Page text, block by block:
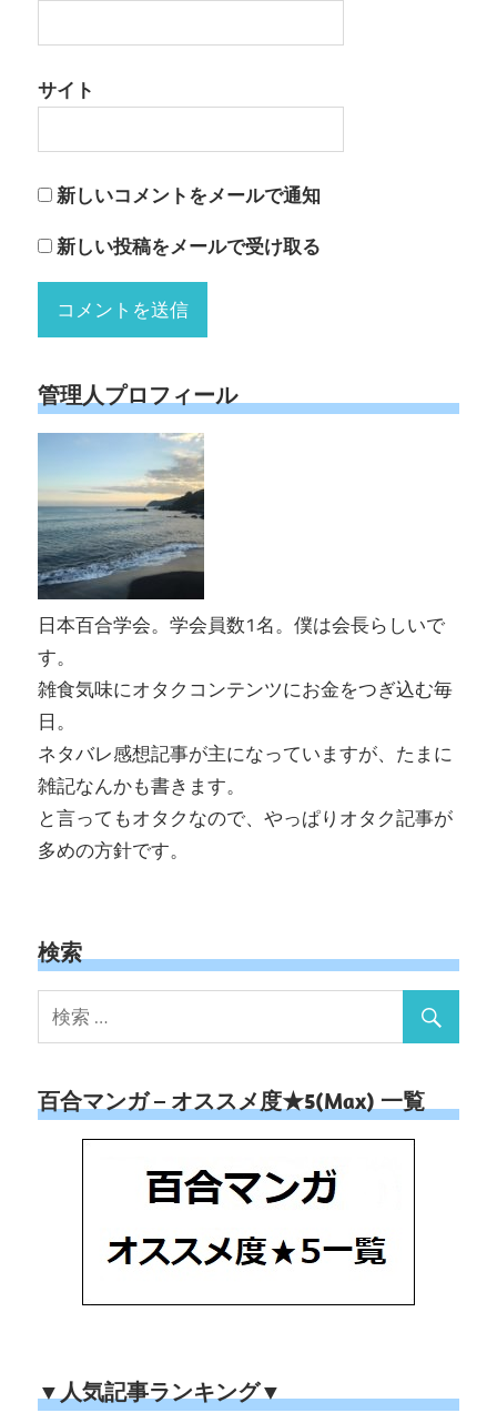
サイト
新しいコメントをメールで通知
新しい投稿をメールで受け取る
管理人プロフィール
日本百合学会。学会員数1名。僕は会長らしいで
す。
雑食気味にオタクコンテンツにお金をつぎ込む毎
日。
ネタバレ感想記事が主になっていますが、たまに
雑記なんかも書きます。
と言ってもオタクなので、やっぱりオタク記事が
多めの方針です。
検索
百合マンガ – オススメ度★5(Max) 一覧
▼人気記事ランキング▼